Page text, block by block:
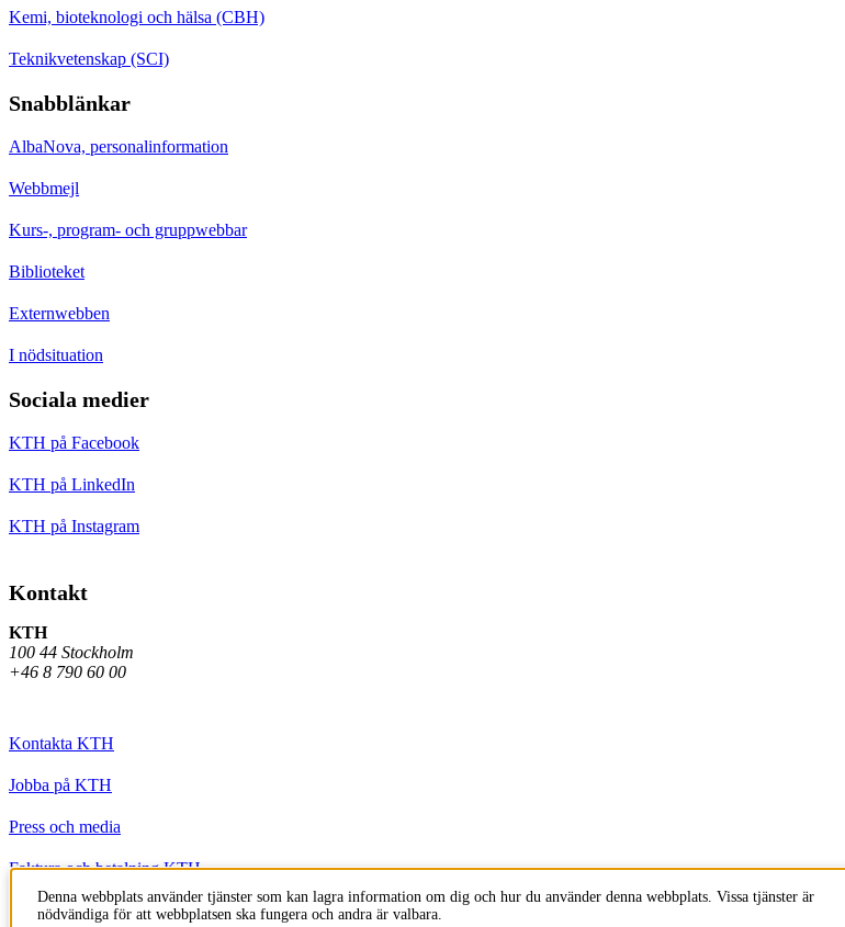
Kemi, bioteknologi och hälsa (CBH)
Teknikvetenskap (SCI)
Snabblänkar
AlbaNova, personalinformation
Webbmejl
Kurs-, program- och gruppwebbar
Biblioteket
Externwebben
I nödsituation
Sociala medier
KTH på Facebook
KTH på LinkedIn
KTH på Instagram
Kontakt
KTH
100 44 Stockholm
+46 8 790 60 00
Kontakta KTH
Jobba på KTH
Press och media
Faktura och betalning KTH
Om KTH:s webbplatser
Denna webbplats använder tjänster som kan lagra information om dig och hur du använder denna webbplats. Vissa tjänster är
nödvändiga för att webbplatsen ska fungera och andra är valbara.